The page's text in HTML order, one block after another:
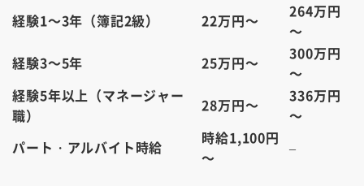
経験1～3年（簿記2級）
22万円～
264万円
～
経験3～5年
25万円～
300万円
～
経験5年以上（マネージャー
職）
28万円～
336万円
～
パート・アルバイト時給
時給1,100円
～
–